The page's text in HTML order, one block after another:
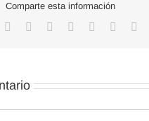
Comparte esta información
Reddit LinkedInWhatsApp
TumblrPinterest